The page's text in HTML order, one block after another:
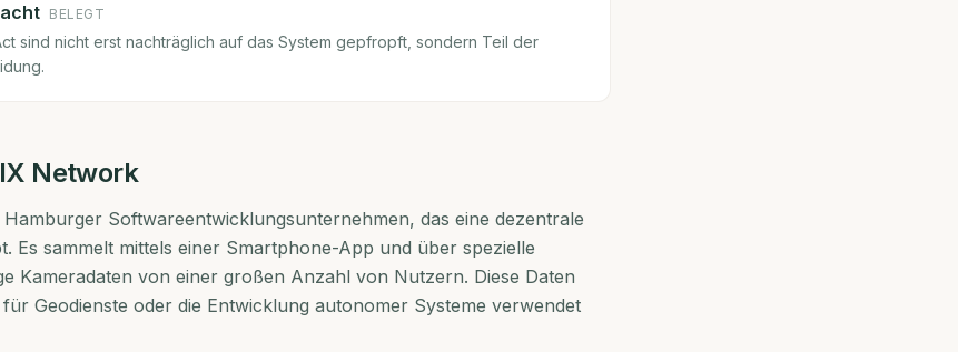
BELEGT
sind nicht erst nachträglich auf das System gepfropft, sondern Teil der
Network
Softwareentwicklungsunternehmen, das eine dezentrale
Es sammelt mittels einer Smartphone-App und über spezielle
Kameradaten von einer großen Anzahl von Nutzern. Diese Daten
Geodienste oder die Entwicklung autonomer Systeme verwendet